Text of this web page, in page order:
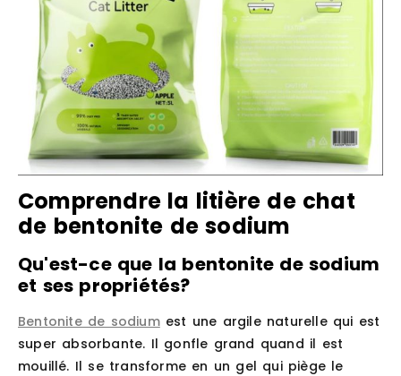
Comprendre la litière de chat
de bentonite de sodium
Qu'est-ce que la bentonite de sodium
et ses propriétés?
Bentonite de sodiumest une argile naturelle qui est
super absorbante. Il gonfle grand quand il est
mouillé. Il se transforme en un gel qui piège le